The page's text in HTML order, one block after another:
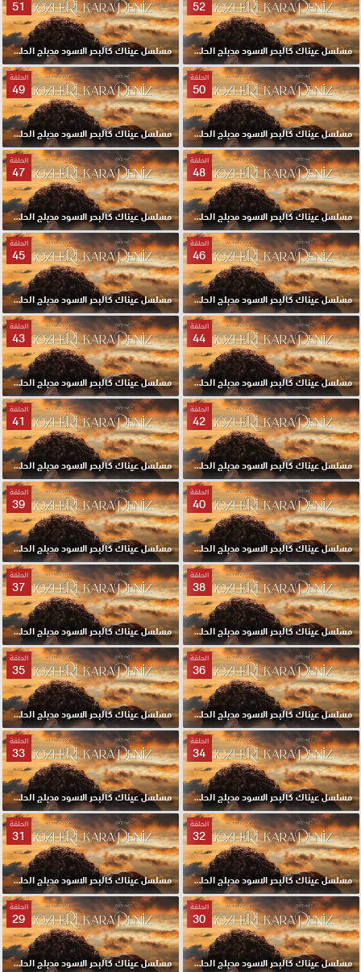
52
مسلسل عيناك كالبحر الاسود مدبلج الحلقة 52 HD
51
مسلسل عيناك كالبحر الاسود مدبلج الحلقة 51 HD
الحلقة
50
مسلسل عيناك كالبحر الاسود مدبلج الحلقة 50 HD
الحلقة
49
مسلسل عيناك كالبحر الاسود مدبلج الحلقة 49 HD
الحلقة
48
مسلسل عيناك كالبحر الاسود مدبلج الحلقة 48 HD
الحلقة
47
مسلسل عيناك كالبحر الاسود مدبلج الحلقة 47 HD
الحلقة
46
مسلسل عيناك كالبحر الاسود مدبلج الحلقة 46 HD
الحلقة
45
مسلسل عيناك كالبحر الاسود مدبلج الحلقة 45 HD
الحلقة
44
مسلسل عيناك كالبحر الاسود مدبلج الحلقة 44 HD
الحلقة
43
مسلسل عيناك كالبحر الاسود مدبلج الحلقة 43 HD
الحلقة
42
مسلسل عيناك كالبحر الاسود مدبلج الحلقة 42 HD
الحلقة
41
مسلسل عيناك كالبحر الاسود مدبلج الحلقة 41 HD
الحلقة
40
مسلسل عيناك كالبحر الاسود مدبلج الحلقة 40 HD
الحلقة
39
مسلسل عيناك كالبحر الاسود مدبلج الحلقة 39 HD
الحلقة
38
مسلسل عيناك كالبحر الاسود مدبلج الحلقة 38 HD
الحلقة
37
مسلسل عيناك كالبحر الاسود مدبلج الحلقة 37 HD
الحلقة
36
مسلسل عيناك كالبحر الاسود مدبلج الحلقة 36 HD
الحلقة
35
مسلسل عيناك كالبحر الاسود مدبلج الحلقة 35 HD
الحلقة
34
مسلسل عيناك كالبحر الاسود مدبلج الحلقة 34 HD
الحلقة
33
مسلسل عيناك كالبحر الاسود مدبلج الحلقة 33 HD
الحلقة
32
مسلسل عيناك كالبحر الاسود مدبلج الحلقة 32 HD
الحلقة
31
مسلسل عيناك كالبحر الاسود مدبلج الحلقة 31 HD
الحلقة
30
مسلسل عيناك كالبحر الاسود مدبلج الحلقة 30 HD
الحلقة
29
مسلسل عيناك كالبحر الاسود مدبلج الحلقة 29 HD